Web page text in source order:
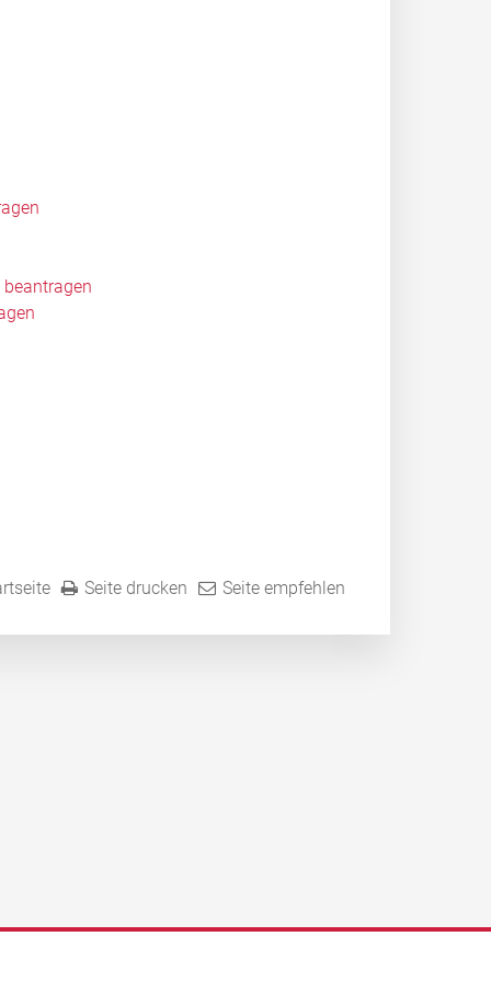
Seite drucken Seite empfehlen